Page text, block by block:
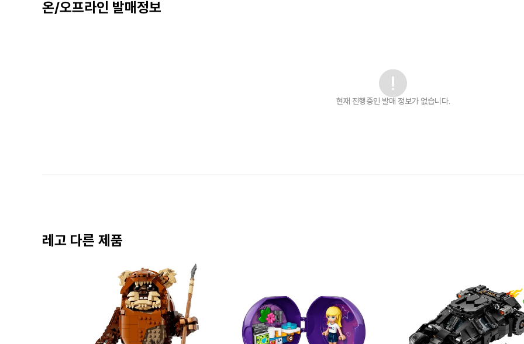
온/오프라인 발매정보
현재 진행중인 발매 정보가 없습니다.
레고 다른 제품